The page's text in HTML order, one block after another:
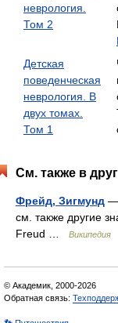
неврология.
Том 2
Детская
поведенческая
неврология. В
двух томах.
Том 1
См. также в
Фрейд, Зигмунд —
см. также другие
Freud …
Википедия
© Академик, 2000-2026
Обратная связь: